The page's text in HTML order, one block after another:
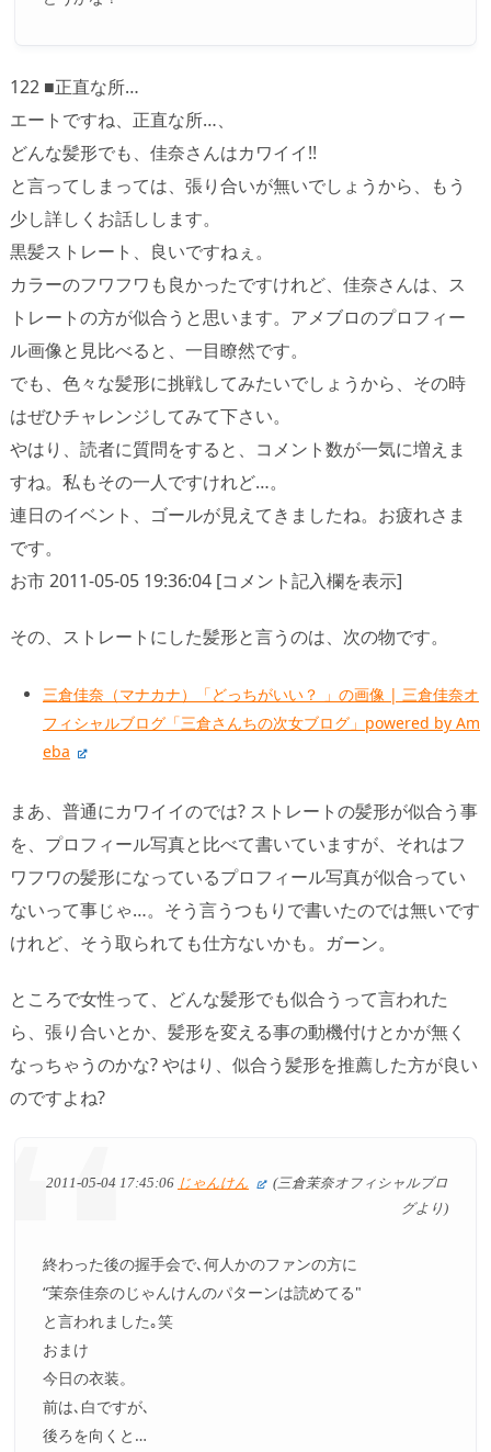
122 ■正直な所…
エートですね、正直な所…、
どんな髪形でも、佳奈さんはカワイイ!!
と言ってしまっては、張り合いが無いでしょうから、もう
少し詳しくお話しします。
黒髪ストレート、良いですねぇ。
カラーのフワフワも良かったですけれど、佳奈さんは、ス
トレートの方が似合うと思います。アメブロのプロフィー
ル画像と見比べると、一目瞭然です。
でも、色々な髪形に挑戦してみたいでしょうから、その時
はぜひチャレンジしてみて下さい。
やはり、読者に質問をすると、コメント数が一気に増えま
すね。私もその一人ですけれど…。
連日のイベント、ゴールが見えてきましたね。お疲れさま
です。
お市 2011-05-05 19:36:04 [コメント記入欄を表示]
その、ストレートにした髪形と言うのは、次の物です。
三倉佳奈（マナカナ）「どっちがいい？ 」の画像 | 三倉佳奈オ
フィシャルブログ「三倉さんちの次女ブログ」powered by Am
eba
まあ、普通にカワイイのでは? ストレートの髪形が似合う事
を、プロフィール写真と比べて書いていますが、それはフ
ワフワの髪形になっているプロフィール写真が似合ってい
ないって事じゃ…。そう言うつもりで書いたのでは無いです
けれど、そう取られても仕方ないかも。ガーン。
ところで女性って、どんな髪形でも似合うって言われた
ら、張り合いとか、髪形を変える事の動機付けとかが無く
なっちゃうのかな? やはり、似合う髪形を推薦した方が良い
のですよね?
2011-05-04 17:45:06 じゃんけん
(三倉茉奈オフィシャルブロ
グより)
終わった後の握手会で､何人かのファンの方に
“茉奈佳奈のじゃんけんのパターンは読めてる"
と言われました｡笑
おまけ
今日の衣装。
前は､白ですが､
後ろを向くと…